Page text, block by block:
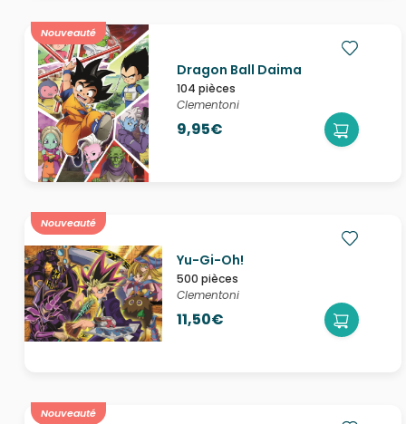
Nouveauté
Dragon Ball Daima
104 pièces
Clementoni
9,95€
Nouveauté
Yu-Gi-Oh!
500 pièces
Clementoni
11,50€
Nouveauté